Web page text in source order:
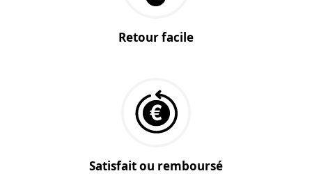
Retour facile
Satisfait ou remboursé